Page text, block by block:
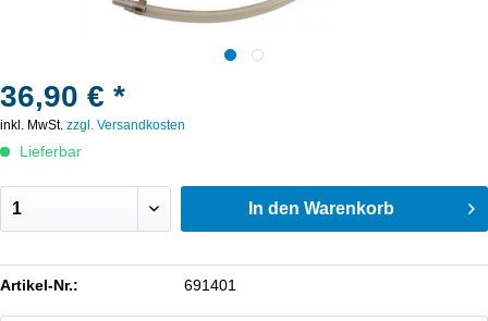
36,90 € *
inkl. MwSt. zzgl. Versandkosten
Lieferbar
In den Warenkorb
Artikel-Nr.: 691401